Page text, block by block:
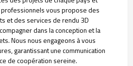
vous propose des
et des services de rendu 3D
dans la conception et la
Nous nous engageons à vous
garantissant une communication
de coopération sereine.